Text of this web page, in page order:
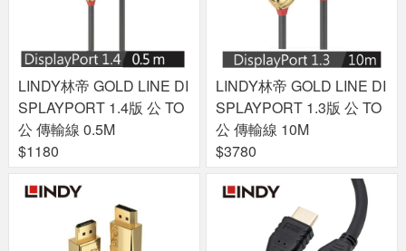
LINDY林帝 GOLD LINE DI
SPLAYPORT 1.4版 公 TO
公 傳輸線 0.5M
$1180
LINDY林帝 GOLD LINE DI
SPLAYPORT 1.3版 公 TO
公 傳輸線 10M
$3780